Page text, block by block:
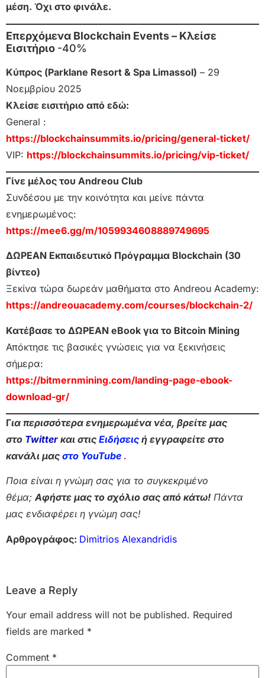
μέση. Όχι στο φινάλε.
Επερχόμενα Blockchain Events – Κλείσε
Εισιτήριο -40%
Κύπρος (Parklane Resort & Spa Limassol) – 29
Νοεμβρίου 2025
Κλείσε εισιτήριο από εδώ:
General :
https://blockchainsummits.io/pricing/general-ticket/
VIP: https://blockchainsummits.io/pricing/vip-ticket/
Γίνε μέλος του Andreou Club
Συνδέσου με την κοινότητα και μείνε πάντα
ενημερωμένος:
https://mee6.gg/m/1059934608889749695
ΔΩΡΕΑΝ Εκπαιδευτικό Πρόγραμμα Blockchain (30
βίντεο)
Ξεκίνα τώρα δωρεάν μαθήματα στο Andreou Academy:
https://andreouacademy.com/courses/blockchain-2/
Κατέβασε το ΔΩΡΕΑΝ eBook για το Bitcoin Mining
Απόκτησε τις βασικές γνώσεις για να ξεκινήσεις
σήμερα:
https://bitmernmining.com/landing-page-ebook-
download-gr/
Για περισσότερα ενημερωμένα νέα, βρείτε μας
στο Twitter και στις Ειδήσεις ή εγγραφείτε στο
κανάλι μας στο YouTube .
Ποια είναι η γνώμη σας για το συγκεκριμένο
θέμα;Αφήστε μας το σχόλιο σας από κάτω! Πάντα
μας ενδιαφέρει η γνώμη σας!
Αρθρογράφος: Dimitrios Alexandridis
Leave a Reply
Your email address will not be published. Required
fields are marked *
Comment *